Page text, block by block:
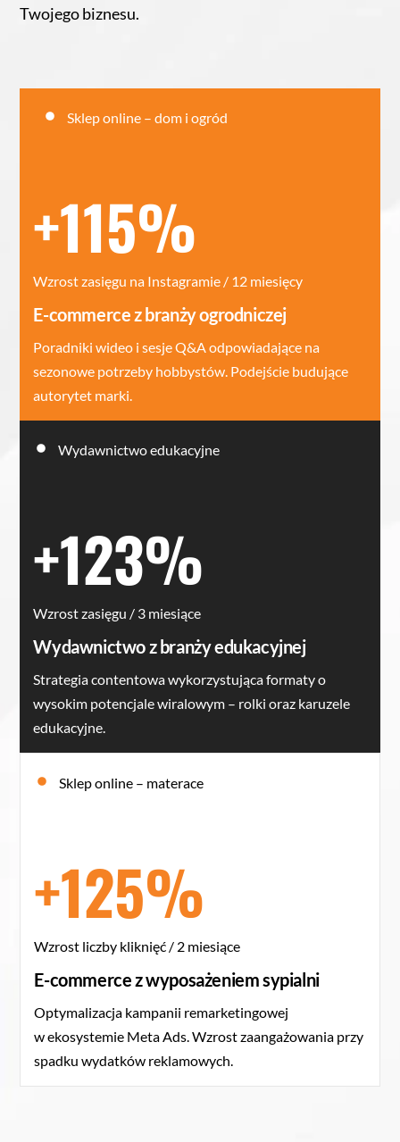
Twojego biznesu.
Sklep online – dom i ogród
+115%
Wzrost zasięgu na Instagramie / 12 miesięcy
E-commerce z branży ogrodniczej
Poradniki wideo i sesje Q&A odpowiadające na
sezonowe potrzeby hobbystów. Podejście budujące
autorytet marki.
Wydawnictwo edukacyjne
+123%
Wzrost zasięgu / 3 miesiące
Wydawnictwo z branży edukacyjnej
Strategia contentowa wykorzystująca formaty o
wysokim potencjale wiralowym – rolki oraz karuzele
edukacyjne.
Sklep online – materace
+125%
Wzrost liczby kliknięć / 2 miesiące
E-commerce z wyposażeniem sypialni
Optymalizacja kampanii remarketingowej
w ekosystemie Meta Ads. Wzrost zaangażowania przy
spadku wydatków reklamowych.